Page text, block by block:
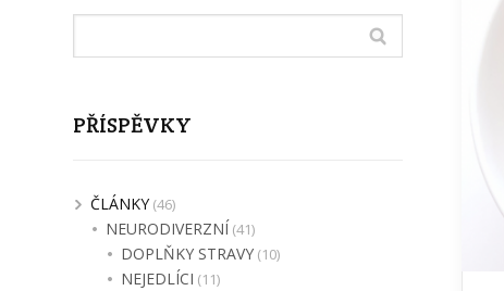
PŘÍSPĚVKY
ČLÁNKY(46)
NEURODIVERZNÍ (41)
DOPLŇKY STRAVY (10)
NEJEDLÍCI (11)